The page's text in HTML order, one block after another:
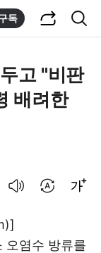
독
고 "비판
배려한
오염수 방류를